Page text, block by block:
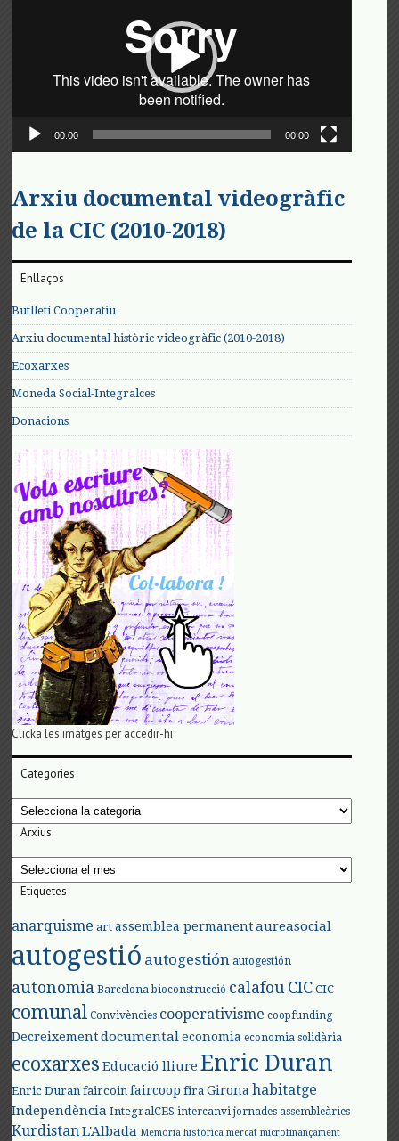
00:00 00:00
Arxiu documental videogràfic
de la CIC (2010-2018)
Enllaços
Butlletí Cooperatiu
Arxiu documental històric videogràfic (2010-2018)
Ecoxarxes
Moneda Social-Integralces
Donacions
Clicka les imatges per accedir-hi
Categories
Categories
Arxius
Arxius
Etiquetes
anarquisme art assemblea permanent aureasocial
autogestió autogestión autogestión
autonomia Barcelona bioconstrucció calafouCIC CIC
comunal Convivències cooperativisme coopfunding
Decreixement documental economia economia solidària
ecoxarxes Educació lliure Enric Duran
Enric Duran faircoin faircoop fira Girona habitatge
Independència IntegralCES intercanvi jornades assembleàries
KurdistanL'Albada Memòria històrica mercat microfinançament